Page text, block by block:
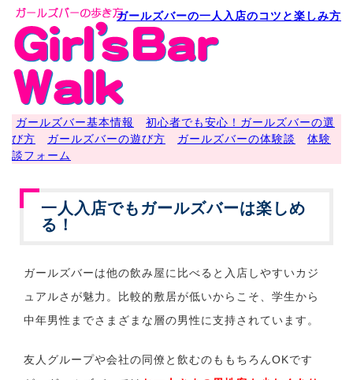
ガールズバーの一人入店のコツと楽しみ方
ガールズバー基本情報
初心者でも安心！ガールズバーの選
び方
ガールズバーの遊び方 ガールズバーの体験談
体験
談フォーム
一人入店でもガールズバーは楽しめ
る！
ガールズバーは他の飲み屋に比べると入店しやすいカジ
ュアルさが魅力。比較的敷居が低いからこそ、学生から
中年男性までさまざまな層の男性に支持されています。
友人グループや会社の同僚と飲むのももちろんOKです